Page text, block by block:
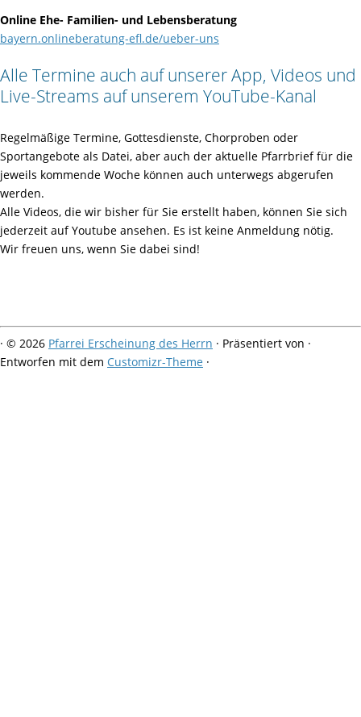
Online Ehe- Familien- und Lebensberatung
bayern.onlineberatung-efl.de/ueber-uns
Alle Termine auch auf unserer App, Videos und
Live-Streams auf unserem YouTube-Kanal
Regelmäßige Termine, Gottesdienste, Chorproben oder
Sportangebote als Datei, aber auch der aktuelle Pfarrbrief für die
jeweils kommende Woche können auch unterwegs abgerufen
werden.
Alle Videos, die wir bisher für Sie erstellt haben, können Sie sich
jederzeit auf Youtube ansehen. Es ist keine Anmeldung nötig.
Wir freuen uns, wenn Sie dabei sind!
· © 2026 Pfarrei Erscheinung des Herrn · Präsentiert von ·
Entworfen mit dem Customizr-Theme ·